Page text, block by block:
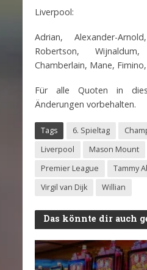
Liverpool:
Adrian, Alexander-
Robertson,
Chamberlain, Mane,
Für alle Quoten in
Änderungen vorbehalten.
Tags 6. Spieltag
Liverpool
Mason Mount
Premier League
Tammy
Virgil van Dijk
Willian
Das könnte dir auch